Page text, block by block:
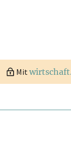
Mit